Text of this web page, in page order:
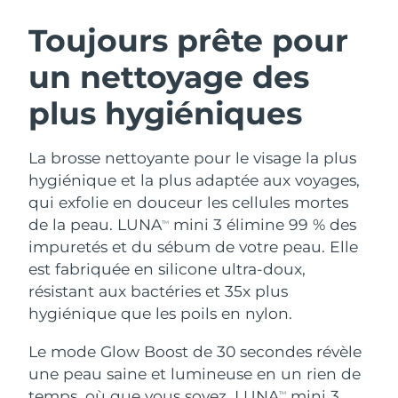
Toujours prête pour
un nettoyage des
plus hygiéniques
La brosse nettoyante pour le visage la plus
hygiénique et la plus adaptée aux voyages,
qui exfolie en douceur les cellules mortes
de la peau. LUNATM
mini 3 élimine 99 % des
impuretés et du sébum de votre peau. Elle
est fabriquée en silicone ultra-doux,
résistant aux bactéries et 35x plus
hygiénique que les poils en nylon.
Le mode Glow Boost de 30 secondes révèle
une peau saine et lumineuse en un rien de
TM
Nettoyage du visage
Anti-aging massage
LUNA™ 4 Plus
Massage, LED heating
LUNA™ 4 Men
Lifting
Microcurrent toning
BEAR™ 2 go
Microcurrent toning on-the-go
BEAR™ 2 eyes & lips
Hydratation
UFO™ 3 coffret
Deep facial hydration
UFO™ 3 LED
Near-infrared and red light therapy
device
Soin bucco-dentaire
issa™ 4
Hybrid silicone sonic toothbrush
Smart hybrid silicone sonic toothbrush
FAQ™ TRAITEMENT ANTI-ÂGE
Anti-âge Traitements LED
NEW
Autriche Livraison estimée
Bahreïn Livraison estimée
Belgique Livraison estimée
Bermudes Livraison estimée8/15/26
Bosnie-Herzégovine Livraison estimée 8/12/26
Brunei
Bulgarie Livraison estimée
Canada Livraison estimée
Chili Livraison estimée8/13/26